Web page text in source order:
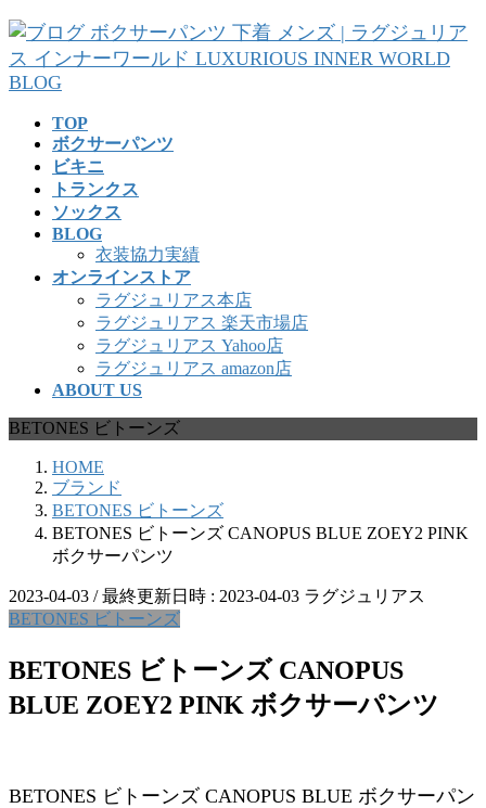
コ
ン
テ
ン
ナ
ビ
ゲ
ー
TOP
ボクサーパンツ
ビキニ
トランクス
ソックス
BLOG
衣装協力実績
オンラインストア
ラグジュリアス本店
ラグジュリアス 楽天市場店
ラグジュリアス Yahoo店
ラグジュリアス amazon店
ABOUT US
BETONES ビトーンズ
HOME
ブランド
BETONES ビトーンズ
BETONES ビトーンズ CANOPUS BLUE ZOEY2 PINK
ボクサーパンツ
2023-04-03 / 最終更新日時 : 2023-04-03 ラグジュリアス
BETONES ビトーンズ
BETONES ビトーンズ CANOPUS
BLUE ZOEY2 PINK ボクサーパンツ
BETONES ビトーンズ CANOPUS BLUE ボクサーパン